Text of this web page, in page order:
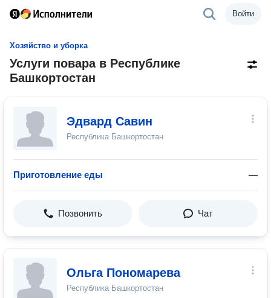
Войти
Хозяйство и уборка
Услуги повара в Республике
Башкортостан
Эдвард Савин
Республика Башкортостан
Приготовление еды —
Позвонить Чат
Ольга Пономарева
Республика Башкортостан